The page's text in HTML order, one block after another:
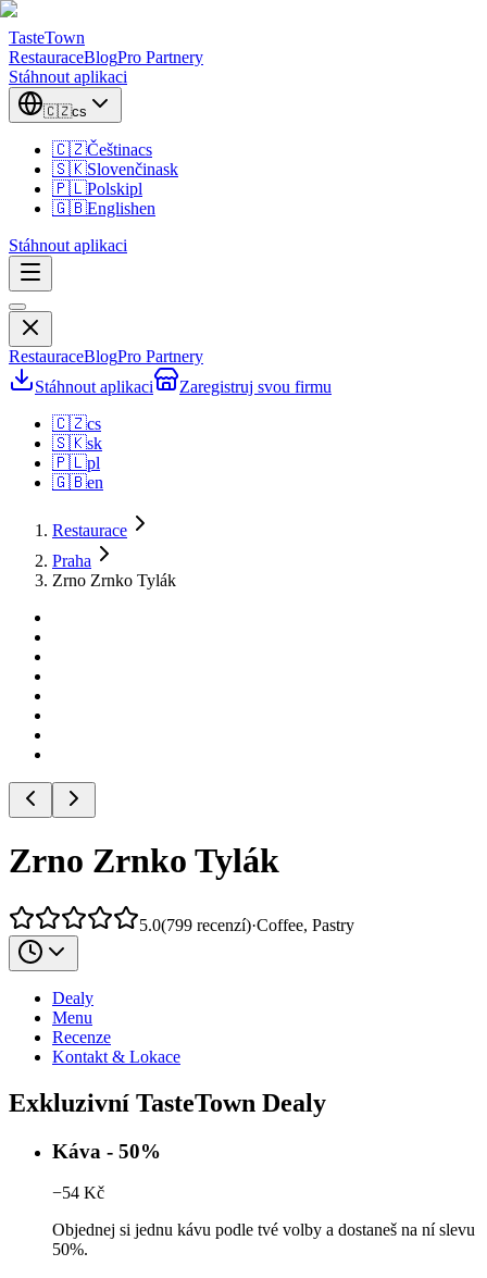
TasteTown
RestauraceBlogPro Partnery
Stáhnout aplikaci
🇨🇿cs
🇨🇿Češtinacs
🇸🇰Slovenčinask
🇵🇱Polskipl
🇬🇧Englishen
Stáhnout aplikaci
RestauraceBlogPro Partnery
Stáhnout aplikaci
Zaregistruj svou firmu
🇨🇿cs
🇸🇰sk
🇵🇱pl
🇬🇧en
Restaurace
Praha
Zrno Zrnko Tylák
Zrno Zrnko Tylák
5.0(799 recenzí)·Coffee, Pastry
Dealy
Menu
Recenze
Kontakt & Lokace
Exkluzivní TasteTown Dealy
Káva - 50%
−54 Kč
Objednej si jednu kávu podle tvé volby a dostaneš na ní slevu
50%.